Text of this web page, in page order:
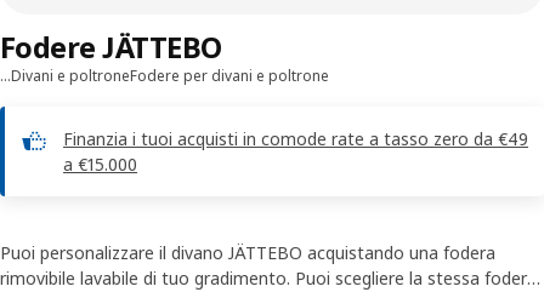
…Divani e poltroneFodere per divani e poltrone
Finanzia i tuoi acquisti in comode rate a tasso zero da €49
a €15.000
Fodere JÄTTEBO
Puoi personalizzare il divano JÄTTEBO acquistando una fodera
rimovibile lavabile di tuo gradimento. Puoi scegliere la stessa fodera